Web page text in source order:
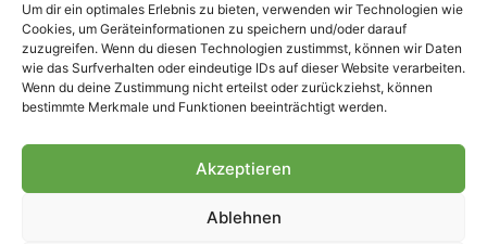
Um dir ein optimales Erlebnis zu bieten, verwenden wir Technologien wie
Cookies, um Geräteinformationen zu speichern und/oder darauf
zuzugreifen. Wenn du diesen Technologien zustimmst, können wir Daten
wie das Surfverhalten oder eindeutige IDs auf dieser Website verarbeiten.
Wenn du deine Zustimmung nicht erteilst oder zurückziehst, können
bestimmte Merkmale und Funktionen beeinträchtigt werden.
Akzeptieren
Ablehnen
offiziell eingetragenes Magazin
bei der Deutschen
Nationalbibliothek (ISSN 1868-
8233). Nachdruck und
Weiterverarbeitung, auch
auszugsweise, nur mit